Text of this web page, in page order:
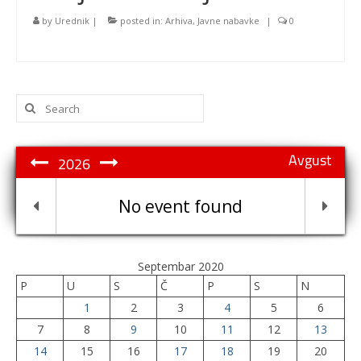
by Urednik | posted in: Arhiva, Javne nabavke | 0
Search
for:
Avgust
2026
No event found
Septembar 2020
P
U S Č P S
N
1
2 3 4 5
6
7
8 9 10 11 12
13
14
15 16 17 18 19 20